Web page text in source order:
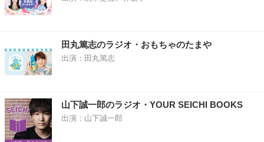
田丸篤志のラジオ・おもちゃのたまや
出演：田丸篤志
山下誠一郎のラジオ・YOUR SEICHI BOOKS
出演：山下誠一郎